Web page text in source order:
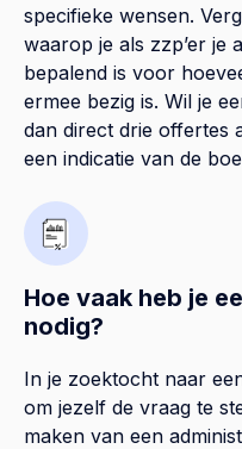
specifieke wensen.
waarop je als zzp’er je
bepalend is voor
ermee bezig is. Wil je
dan direct drie offertes
een indicatie van de
Hoe vaak heb je
nodig?
In je zoektocht naar
om jezelf de vraag te
maken van een